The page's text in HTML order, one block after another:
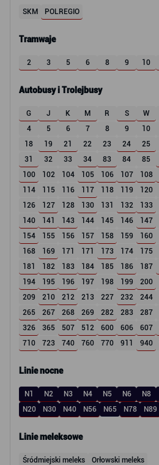
SKM POLREGIO
Tramwaje
2 3 5 6 8 9 10
Autobusy i Trolejbusy
G J K M R S W
4
5 6 7 8 9 10
18
19 21 22 23 24 25
31
32 33 34 83 84 85
100
102 104 105 106 107 108
114
115 116 117 118 119 120
126
127 128 130 131 132 133
140
141 143 144 145 146 147
154
155 156 157 158 159 160
168
169 171 171 173 174 175
181
182 183 184 185 186 187
194
195 196 197 198 199 200
209
210 212 213 227 232 244
265
267 268 269 282 283 287
326
365 507 512 600 606 607
710
723 740 760 770 911 940
Linie nocne
N1 N2 N3 N4 N5 N6 N8
N20
N30 N40 N56 N65 N78 N89
Linie meleksowe
Śródmiejski meleks Orłowski meleks